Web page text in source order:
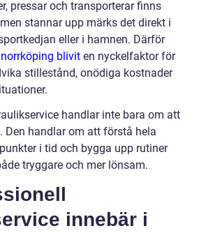
pressar och transporterar finns
stannar upp märks det direkt i
eller i hamnen. Därför
blivit en nyckelfaktor för
stillestånd, onödiga kostnader
handlar inte bara om att
Den handlar om att förstå hela
i tid och bygga upp rutiner
tryggare och mer lönsam.
innebär i